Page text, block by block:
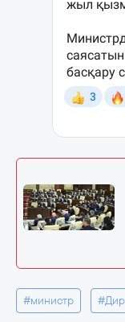
#министр